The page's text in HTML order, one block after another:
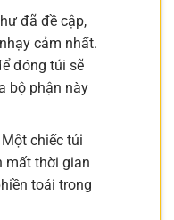
đã đề cập,
cảm nhất.
đóng túi sẽ
bộ phận này
chiếc túi
mất thời gian
toái trong